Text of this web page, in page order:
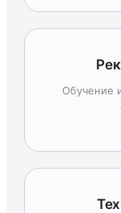
Обучение